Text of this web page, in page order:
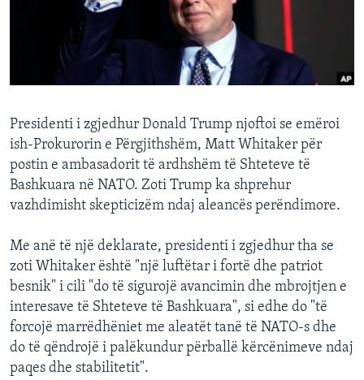
INTERVISTA
DITARI
Presidenti i zgjedhur Donald Trump njoftoi se emëroi
ish-Prokurorin e Përgjithshëm, Matt Whitaker për
postin e ambasadorit të ardhshëm të Shteteve të
Bashkuara në NATO. Zoti Trump ka shprehur
vazhdimisht skepticizëm ndaj aleancës perëndimore.
Me anë të një deklarate, presidenti i zgjedhur tha se
zoti Whitaker është "një luftëtar i fortë dhe patriot
besnik" i cili "do të sigurojë avancimin dhe mbrojtjen e
interesave të Shteteve të Bashkuara", si edhe do "të
forcojë marrëdhëniet me aleatët tanë të NATO-s dhe
do të qëndrojë i palëkundur përballë kërcënimeve ndaj
paqes dhe stabilitetit".